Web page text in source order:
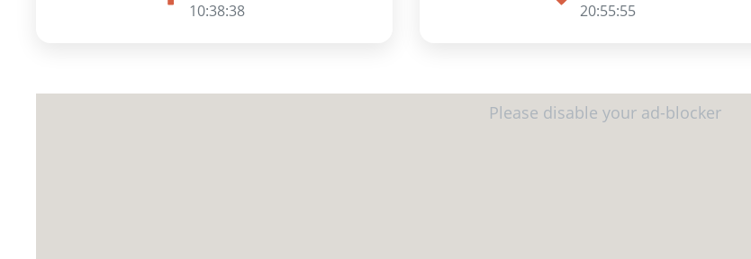
10:38:37 20:55:54